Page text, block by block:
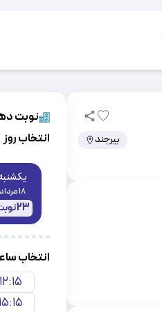
بیرجند
نوبت
انتخاب روز
18 مرداد
23
انتخاب
12:15
15:15